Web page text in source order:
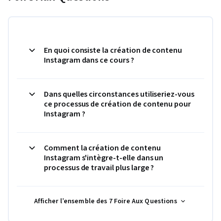
En quoi consiste la création de contenu
Instagram dans ce cours ?
Dans quelles circonstances utiliseriez-vous
ce processus de création de contenu pour
Instagram ?
Comment la création de contenu
Instagram s'intègre-t-elle dans un
processus de travail plus large ?
Afficher l’ensemble des 7 Foire Aux Questions